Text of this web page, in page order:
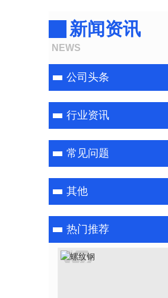
新闻资讯
NEWS
公司头条
行业资讯
常见问题
其他
热门推荐